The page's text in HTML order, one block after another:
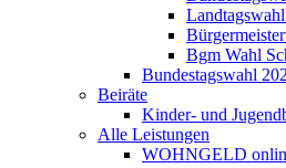
Bgm Wahl
Bundestagswahl
Beiräte
Kinder- und
Alle Leistungen
WOHNGELD